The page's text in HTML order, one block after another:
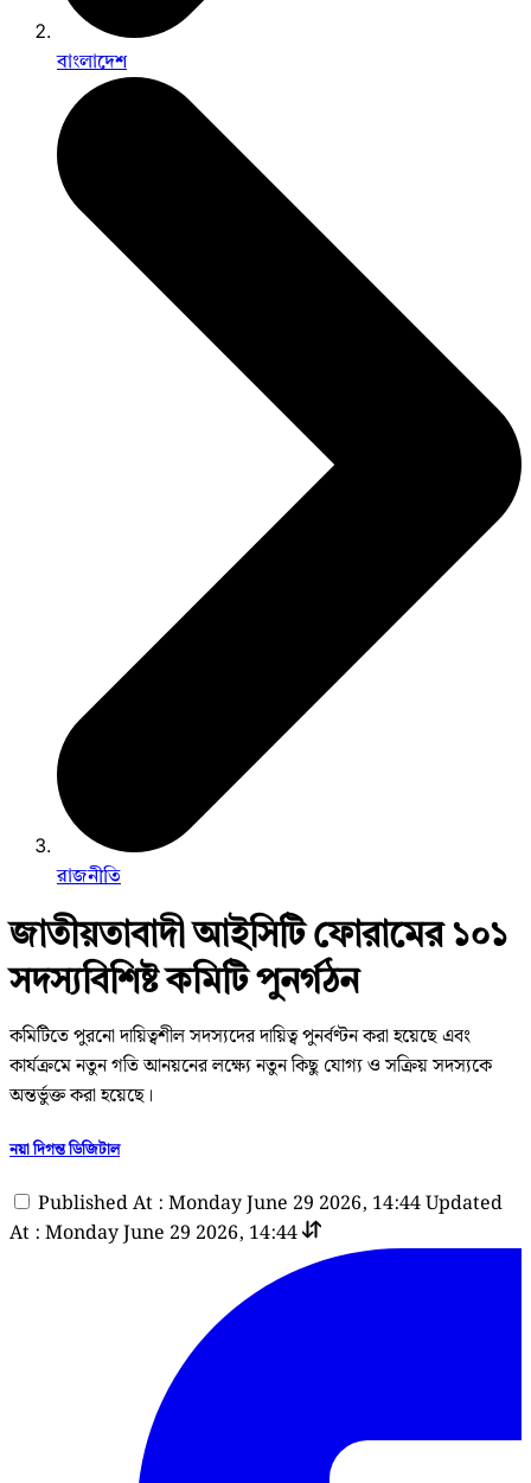
বাংলাদেশ
রাজনীতি
জাতীয়তাবাদী আইসিটি ফোরামের ১০১
সদস্যবিশিষ্ট কমিটি পুনর্গঠন
কমিটিতে পুরনো দায়িত্বশীল সদস্যদের দায়িত্ব পুনর্বণ্টন করা হয়েছে এবং
কার্যক্রমে নতুন গতি আনয়নের লক্ষ্যে নতুন কিছু যোগ্য ও সক্রিয় সদস্যকে
অন্তর্ভুক্ত করা হয়েছে।
নয়া দিগন্ত ডিজিটাল
Published At : Monday June 29 2026, 14:44Updated
At : Monday June 29 2026, 14:44